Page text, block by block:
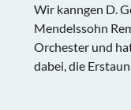
Wir kanngen D.
Mendelssohn
Orchester und
dabei, die